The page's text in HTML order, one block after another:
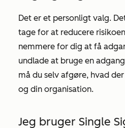
Det er et personligt valg.
tage for at reducere
nemmere for dig at få
undlade at bruge en
må du selv afgøre, hvad
og din organisation.
Jeg bruger Single